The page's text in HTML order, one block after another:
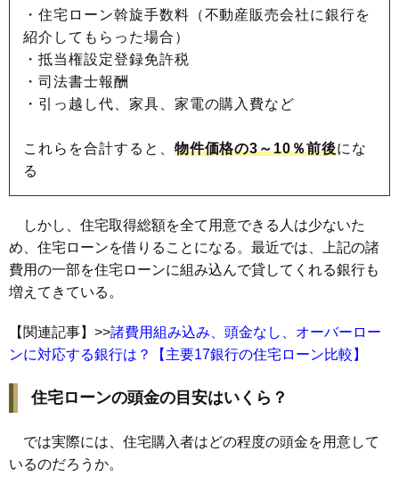
・住宅ローン斡旋手数料（不動産販売会社に銀行を
紹介してもらった場合）
・抵当権設定登録免許税
・司法書士報酬
・引っ越し代、家具、家電の購入費など
これらを合計すると、 物件価格の3～10％前後にな
る
しかし、住宅取得総額を全て用意できる人は少ないた
め、住宅ローンを借りることになる。最近では、上記の諸
費用の一部を住宅ローンに組み込んで貸してくれる銀行も
増えてきている。
【関連記事】 >>諸費用組み込み、頭金なし、オーバーロー
ンに対応する銀行は？【主要17銀行の住宅ローン比較】
住宅ローンの頭金の目安はいくら？
では実際には、住宅購入者はどの程度の頭金を用意して
いるのだろうか。